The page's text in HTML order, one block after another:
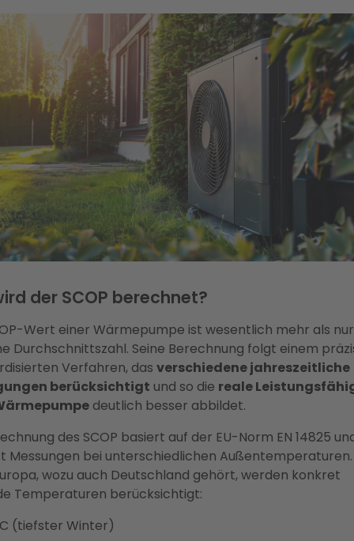
der SCOP berechnet?
Wert einer Wärmepumpe ist wesentlich mehr als
Durchschnittszahl. Seine Berechnung folgt einem
Verfahren, das verschiedene jahreszeitliche
berücksichtigt und so die reale
deutlich besser abbildet.
des SCOP basiert auf der EU-Norm EN 14825
Messungen bei unterschiedlichen Außentemperaturen.
wozu auch Deutschland gehört, werden konkret
Temperaturen berücksichtigt:
(tiefster Winter)